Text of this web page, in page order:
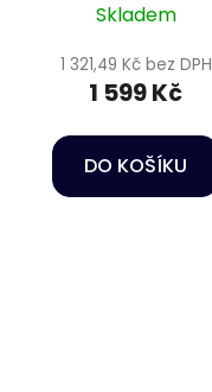
Skladem
1 321,49 Kč bez DPH
1 599 Kč
DO KOŠÍKU